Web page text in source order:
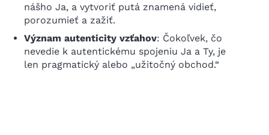
nášho Ja, a vytvoriť putá znamená vidieť,
porozumieť a zažiť.
Význam autenticity vzťahov: Čokoľvek, čo
nevedie k autentickému spojeniu Ja a Ty, je
len pragmatický alebo „užitočný obchod.“